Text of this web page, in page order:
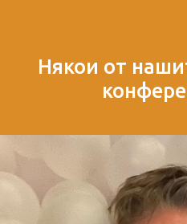
Някои от